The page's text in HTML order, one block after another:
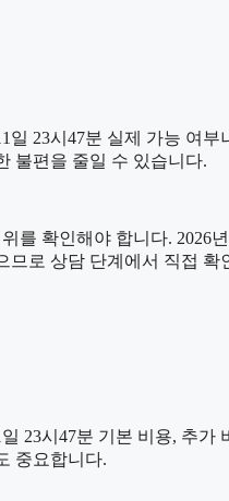
23시47분 실제 가능 여부
불편을 줄일 수 있습니다.
확인해야 합니다. 2026
로 상담 단계에서 직접 확
23시47분 기본 비용, 추가
중요합니다.